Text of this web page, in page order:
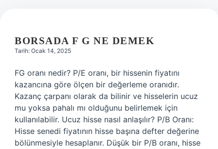
BORSADA F G NE DEMEK
Tarih: Ocak 14, 2025
FG oranı nedir? P/E oranı, bir hissenin fiyatını
kazancına göre ölçen bir değerleme oranıdır.
Kazanç çarpanı olarak da bilinir ve hisselerin ucuz
mu yoksa pahalı mı olduğunu belirlemek için
kullanılabilir. Ucuz hisse nasıl anlaşılır? P/B Oranı:
Hisse senedi fiyatının hisse başına defter değerine
bölünmesiyle hesaplanır. Düşük bir P/B oranı, hisse